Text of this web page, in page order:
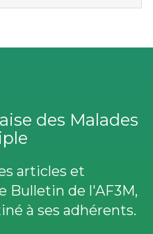
des Malades
articles et
Bulletin de l'AF3M,
à ses adhérents.